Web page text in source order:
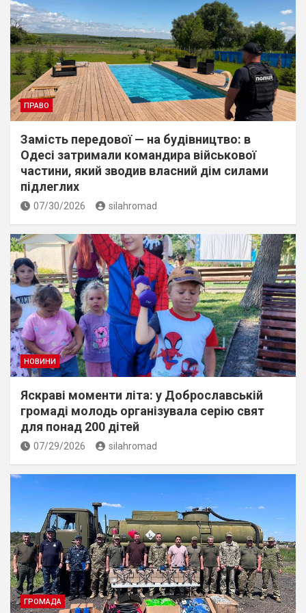
ПРАВО
Замість передової — на будівництво: в
Одесі затримали командира військової
частини, який зводив власний дім силами
підлеглих
07/30/2026 silahromad
НОВИНИ
Яскраві моменти літа: у Доброславській
громаді молодь організувала серію свят
для понад 200 дітей
07/29/2026 silahromad
ГРОМАДА